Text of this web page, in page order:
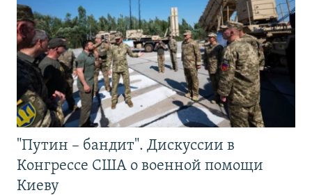
"Путин – бандит". Дискуссии в
Конгрессе США о военной помощи
Киеву